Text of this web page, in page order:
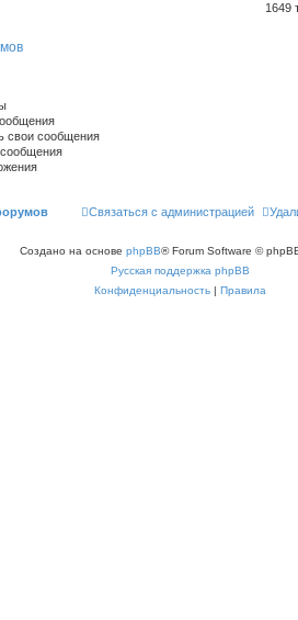
1649
свои сообщения
Связаться с администрацией
Создано на основе phpBB® Forum Software ©
Русская поддержка phpBB
Конфиденциальность | Правила